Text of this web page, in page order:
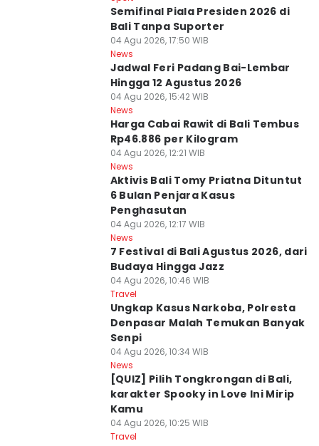
Semifinal Piala Presiden 2026 di
Bali Tanpa Suporter
04 Agu 2026, 17:50 WIB
News
Jadwal Feri Padang Bai-Lembar
Hingga 12 Agustus 2026
04 Agu 2026, 15:42 WIB
News
Harga Cabai Rawit di Bali Tembus
Rp46.886 per Kilogram
04 Agu 2026, 12:21 WIB
News
Aktivis Bali Tomy Priatna Dituntut
6 Bulan Penjara Kasus
Penghasutan
04 Agu 2026, 12:17 WIB
News
7 Festival di Bali Agustus 2026, dari
Budaya Hingga Jazz
04 Agu 2026, 10:46 WIB
Travel
Ungkap Kasus Narkoba, Polresta
Denpasar Malah Temukan Banyak
Senpi
04 Agu 2026, 10:34 WIB
News
[QUIZ] Pilih Tongkrongan di Bali,
karakter Spooky in Love Ini Mirip
Kamu
04 Agu 2026, 10:25 WIB
Travel